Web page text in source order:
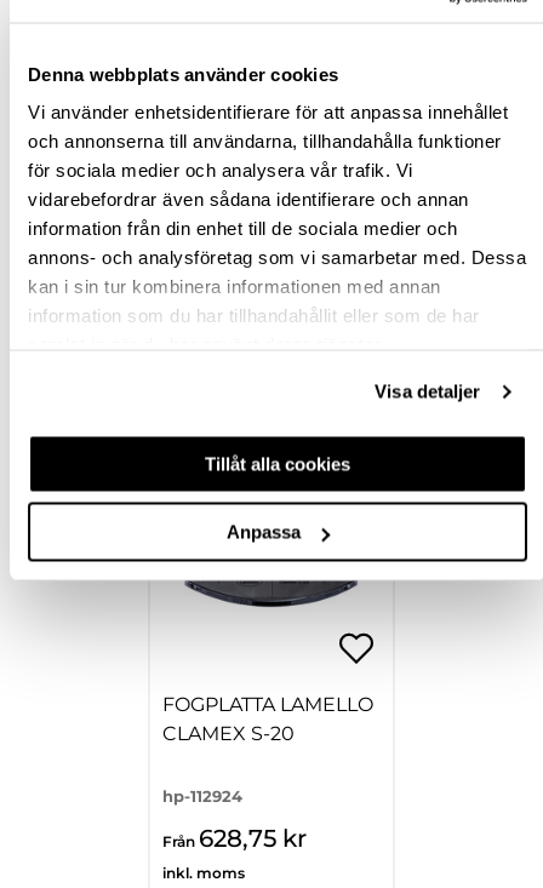
Denna webbplats använder cookies
Vi använder enhetsidentifierare för att anpassa innehållet
och annonserna till användarna, tillhandahålla funktioner
för sociala medier och analysera vår trafik. Vi
vidarebefordrar även sådana identifierare och annan
information från din enhet till de sociala medier och
annons- och analysföretag som vi samarbetar med. Dessa
kan i sin tur kombinera informationen med annan
information som du har tillhandahållit eller som de har
Visa detaljer
Tillåt alla cookies
Anpassa
BESKRIVNING & FILER
SPECIFIKATION
FRÅGA OM PRODUKT
RECENSIONER
FOGPLATTA LAMELLO
CLAMEX S-20
hp-112924
Från 628,75 kr
inkl. moms